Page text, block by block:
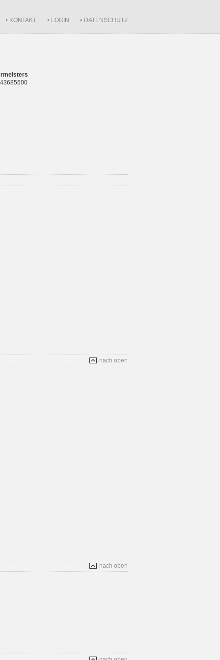
KONTAKT LOGIN DATENSCHUTZ
nach oben
nach oben